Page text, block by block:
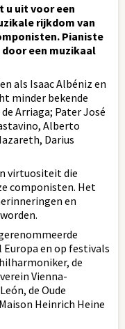
uit voor een
rijkdom van
Pianiste
een muzikaal
als Isaac Albéniz en
minder bekende
Arriaga; Pater José
Alberto
Darius
virtuositeit die
componisten. Het
en
en op festivals
de
Vienna-
de Oude
Heinrich Heine